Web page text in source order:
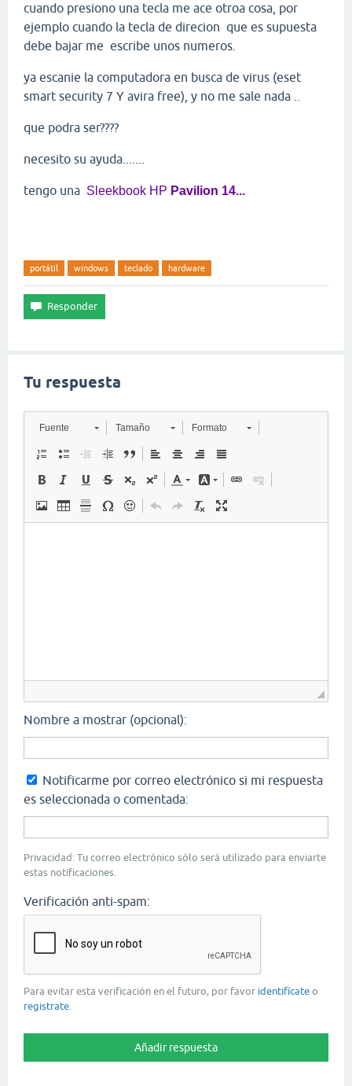
cuando presiono una tecla me ace otroa cosa, por
ejemplo cuando la tecla de direcion que es supuesta
debe bajar me escribe unos numeros.
ya escanie la computadora en busca de virus (eset
smart security 7 Y avira free), y no me sale nada ..
que podra ser????
necesito su ayuda.......
tengo una Sleekbook HP Pavilion 14...
portátil windows teclado hardware
Tu respuesta
Fuente Tamaño Formato
Nombre a mostrar (opcional):
Notificarme por correo electrónico si mi respuesta
es seleccionada o comentada:
Privacidad: Tu correo electrónico sólo será utilizado para enviarte
estas notificaciones.
Verificación anti-spam:
Para evitar esta verificación en el futuro, por favor identifícate o
registrate